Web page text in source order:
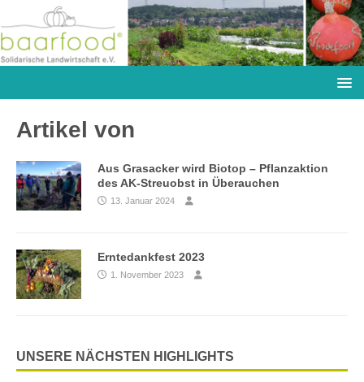
Artikel von
Aus Grasacker wird Biotop – Pflanzaktion
des AK-Streuobst in Überauchen
13. Januar 2024
Erntedankfest 2023
1. November 2023
UNSERE NÄCHSTEN HIGHLIGHTS